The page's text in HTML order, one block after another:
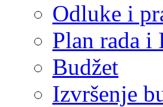
Odluke i
Plan rada i
Budžet
Izvršenje